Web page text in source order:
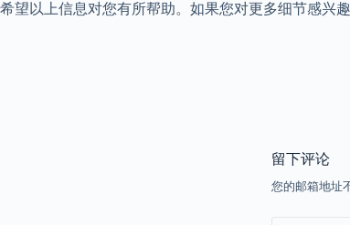
希望以上信息对您有所帮助。如果您对更多细节感兴
留下评论
您的邮箱地址